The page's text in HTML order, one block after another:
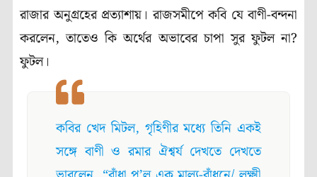
রাজার অনুগ্রহের প্রত্যাশায়। রাজসমীপে কবি যে বাণী-বন্দনা
করলেন, তাতেও কি অর্থের অভাবের চাপা সুর ফুটল না?
ফুটল।
কবির খেদ মিটল, গৃহিণীর মধ্যে তিনি একই
সঙ্গে বাণী ও রমার ঐশ্বর্য দেখতে দেখতে